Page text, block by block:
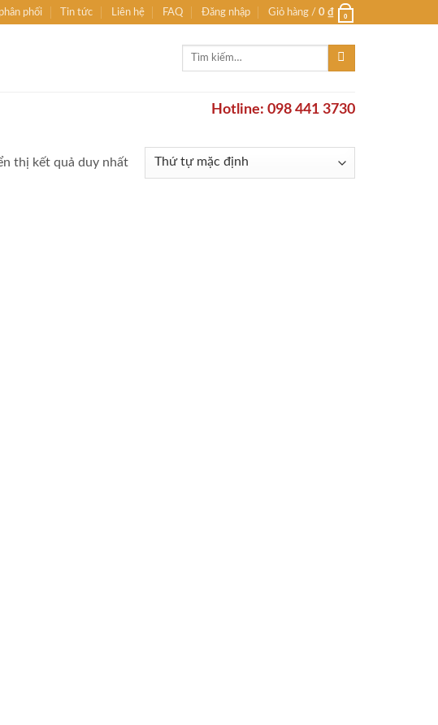
phối Tin tức Liên hệ FAQ Đăng nhập Giỏ hàng / 0 ₫ 0
Tìm
Hotline: 098 441 3730
thị kết quả duy nhất